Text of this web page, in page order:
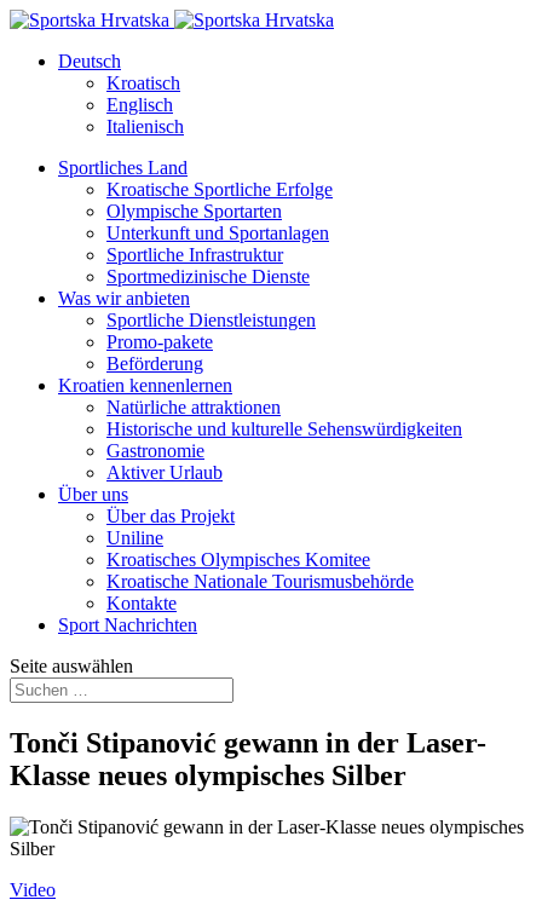
Deutsch
Kroatisch
Englisch
Italienisch
Sportliches Land
Kroatische Sportliche Erfolge
Olympische Sportarten
Unterkunft und Sportanlagen
Sportliche Infrastruktur
Sportmedizinische Dienste
Was wir anbieten
Sportliche Dienstleistungen
Promo-pakete
Beförderung
Kroatien kennenlernen
Natürliche attraktionen
Historische und kulturelle Sehenswürdigkeiten
Gastronomie
Aktiver Urlaub
Über uns
Über das Projekt
Uniline
Kroatisches Olympisches Komitee
Kroatische Nationale Tourismusbehörde
Kontakte
Sport Nachrichten
Seite auswählen
Tonči Stipanović gewann in der Laser-
Klasse neues olympisches Silber
Video